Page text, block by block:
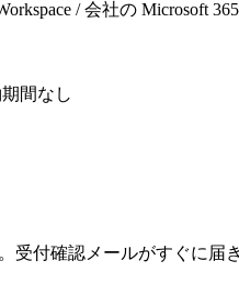
/ 会社の Microsoft
間なし
受付確認メールがすぐに届